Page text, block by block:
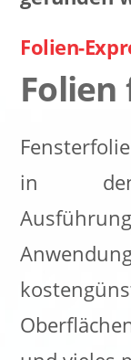
Folien-
Folien
in den